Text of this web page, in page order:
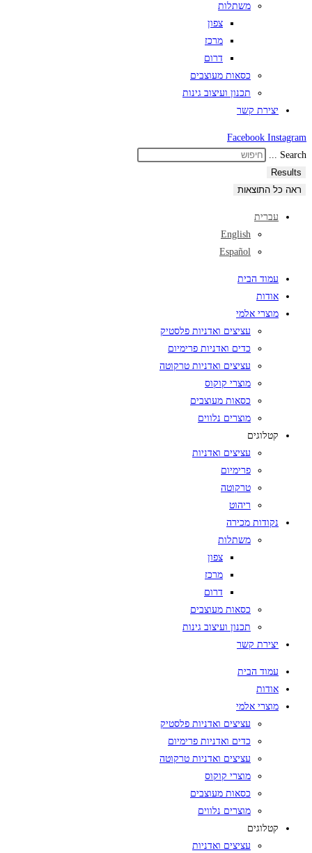
משתלות
צפון
מרכז
דרום
כסאות מעוצבים
תכנון ועיצוב גינות
יצירת קשר
Facebook Instagram
Search ...
Results
ראה כל התוצאות
עברית
English
Español
עמוד הבית
אודות
מוצרי אלמי
עציצים ואדניות פלסטיק
כדים ואדניות פרימיום
עציצים ואדניות טרקוטה
מוצרי קוקוס
כסאות מעוצבים
מוצרים נלווים
קטלוגים
עציצים ואדניות
פרימיום
טרקוטה
ריהוט
נקודות מכירה
משתלות
צפון
מרכז
דרום
כסאות מעוצבים
תכנון ועיצוב גינות
יצירת קשר
עמוד הבית
אודות
מוצרי אלמי
עציצים ואדניות פלסטיק
כדים ואדניות פרימיום
עציצים ואדניות טרקוטה
מוצרי קוקוס
כסאות מעוצבים
מוצרים נלווים
קטלוגים
עציצים ואדניות